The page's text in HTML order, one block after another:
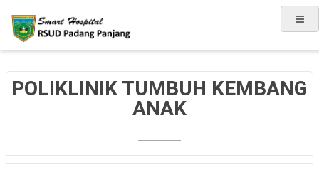
POLIKLINIK TUMBUH KEMBANG
ANAK